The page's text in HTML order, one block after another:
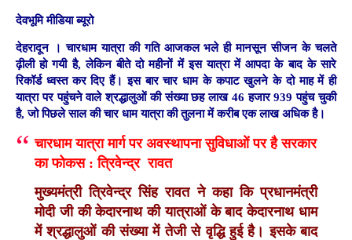
देवभूमि मीडिया ब्यूरो
देहरादून । चारधाम यात्रा की गति आजकल भले ही मानसून सीजन के चलते
ढ़ीली हो गयी है, लेकिन बीते दो महीनों में इस यात्रा में आपदा के बाद के सारे
रिकॉर्ड ध्वस्त कर दिए हैं। इस बार चार धाम के कपाट खुलने के दो माह में ही
यात्रा पर पहुंचने वाले श्रद्धालुओं की संख्या छह लाख 46 हजार 939 पहुंच चुकी
है, जो पिछले साल की चार धाम यात्रा की तुलना में करीब एक लाख अधिक है।
चारधाम यात्रा मार्ग पर अवस्थापना सुविधाओं पर है सरकार
का फोकस : त्रिवेन्द्र रावत
मुख्यमंत्री त्रिवेन्द्र सिंह रावत ने कहा कि प्रधानमंत्री
मोदी जी की केदारनाथ की यात्राओं के बाद केदारनाथ धाम
में श्रद्धालुओं की संख्या में तेजी से वृद्धि हुई है। इसके बाद